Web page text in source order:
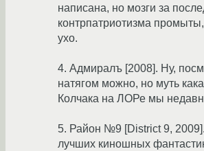
написана, но мозги за
контрпатриотизма
ухо.
4. Адмиралъ [2008]. Ну,
натягом можно, но муть
Колчака на ЛОРе мы
5. Район №9 [District 9,
лучших киношных